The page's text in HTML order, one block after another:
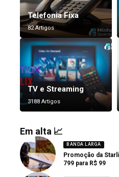
Telefonia Fixa
82 Artigos
TV e Streaming
3188 Artigos
Em alta 📈
BANDA LARGA
Promoção da
799 para R$ 99